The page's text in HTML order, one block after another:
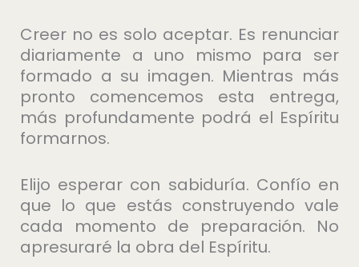
Creer no es solo aceptar. Es renunciar
diariamente a uno mismo para ser
formado a su imagen. Mientras más
pronto comencemos esta entrega,
más profundamente podrá el Espíritu
formarnos.
Elijo esperar con sabiduría. Confío en
que lo que estás construyendo vale
cada momento de preparación. No
apresuraré la obra del Espíritu.